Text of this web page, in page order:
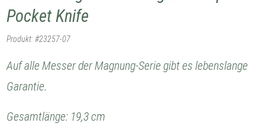
Pocket Knife
Produkt: #23257-07
Auf alle Messer der Magnung-Serie gibt es lebenslange
Garantie.
Gesamtlänge: 19,3 cm